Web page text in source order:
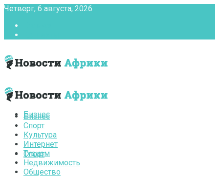
Четверг, 6 августа, 2026
Бизнес
Спорт
Бизнес
Спорт
Культура
Интернет
Туризм
Недвижимость
Общество